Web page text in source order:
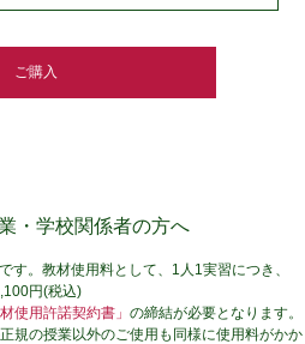
ご購入
・学校関係者の方へ
す。教材使用料として、1人1実習につき、
円(税込)
材使用許諾契約書」 の締結が必要となります。
規の授業以外のご使用も同様に使用料がかか